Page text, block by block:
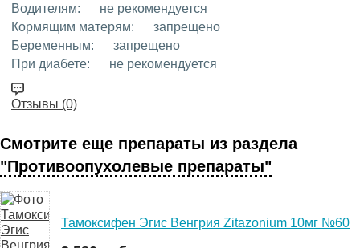
Водителям:
не рекомендуется
Кормящим матерям:
запрещено
Беременным:
запрещено
При диабете:
не рекомендуется
Отзывы (0)
Смотрите еще препараты из раздела
"Противоопухолевые препараты"
Тамоксифен Эгис Венгрия Zitazonium 10мг №60